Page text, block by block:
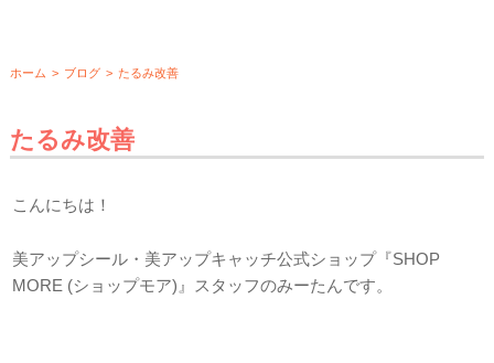
ホーム > ブログ > たるみ改善
たるみ改善
こんにちは！
美アップシール・美アップキャッチ公式ショップ『SHOP
MORE (ショップモア)』スタッフのみーたんです。